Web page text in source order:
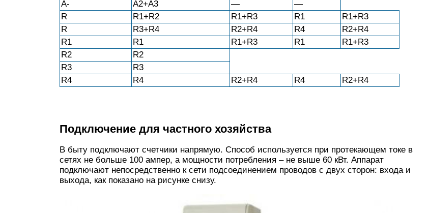
А-
A2+A3 —
—
R
R1+R2 R1+R3 R1
R1+R3
R
R3+R4 R2+R4 R4
R2+R4
R1
R1 R1+R3 R1
R1+R3
R2
R2
R3
R3
R4
R4 R2+R4 R4 R2+R4
Подключение для частного хозяйства
В быту подключают счетчики напрямую. Способ используется при протекающем токе в
сетях не больше 100 ампер, а мощности потребления – не выше 60 кВт. Аппарат
подключают непосредственно к сети подсоединением проводов с двух сторон: входа и
выхода, как показано на рисунке снизу.